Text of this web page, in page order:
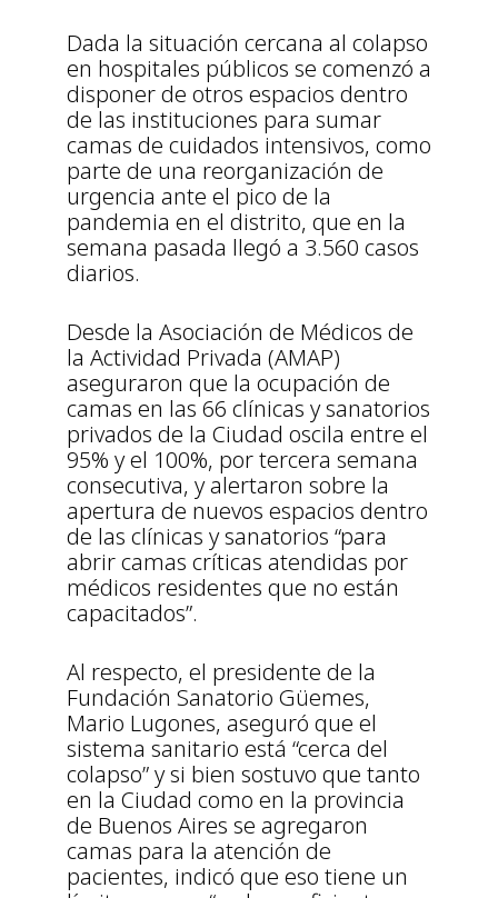
Dada la situación cercana al colapso
en hospitales públicos se comenzó a
disponer de otros espacios dentro
de las instituciones para sumar
camas de cuidados intensivos, como
parte de una reorganización de
urgencia ante el pico de la
pandemia en el distrito, que en la
semana pasada llegó a 3.560 casos
diarios.
Desde la Asociación de Médicos de
la Actividad Privada (AMAP)
aseguraron que la ocupación de
camas en las 66 clínicas y sanatorios
privados de la Ciudad oscila entre el
95% y el 100%, por tercera semana
consecutiva, y alertaron sobre la
apertura de nuevos espacios dentro
de las clínicas y sanatorios “para
abrir camas críticas atendidas por
médicos residentes que no están
capacitados”.
Al respecto, el presidente de la
Fundación Sanatorio Güemes,
Mario Lugones, aseguró que el
sistema sanitario está “cerca del
colapso” y si bien sostuvo que tanto
en la Ciudad como en la provincia
de Buenos Aires se agregaron
camas para la atención de
pacientes, indicó que eso tiene un